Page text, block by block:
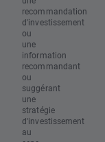
recommandation
d'investissement
ou
une
information
recommandant
ou
suggérant
une
stratégie
d'investissement
au